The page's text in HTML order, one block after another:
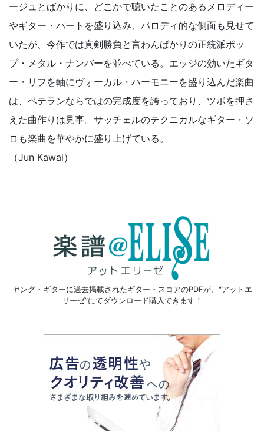
ージュとばかりに、どこかで聴いたことのあるメロディー
やギター・パートを盛り込み、パロディ的な側面も見せて
いたが、今作では真剣勝負と言わんばかりの正統派ポッ
プ・メタル・ナンバーを並べている。エッジの効いたギタ
ー・リフを軸にヴォーカル・ハーモニーを盛り込んだ楽曲
は、ベテランならではの完成度を誇っており、ツボを押さ
えた曲作りは見事。サッチェルのテクニカルなギター・ソ
ロも楽曲を華やかに盛り上げている。
（Jun Kawai）
ヤング・ギターに過去掲載されたギター・スコアのPDFが、 “アットエ
リーゼ”にてダウンロード購入できます！